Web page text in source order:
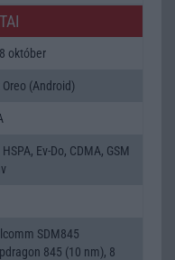
október
Oreo (Android)
HSPA, Ev-Do, CDMA, GSM
SDM845
845 (10 nm), 8